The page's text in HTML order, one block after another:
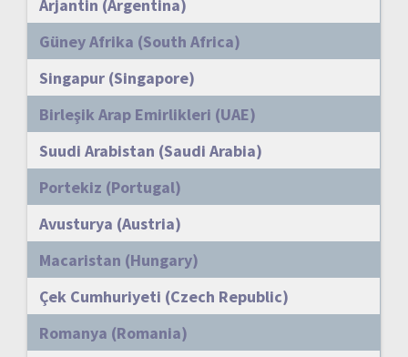
Arjantin (Argentina)
Güney Afrika (South Africa)
Singapur (Singapore)
Birleşik Arap Emirlikleri (UAE)
Suudi Arabistan (Saudi Arabia)
Portekiz (Portugal)
Avusturya (Austria)
Macaristan (Hungary)
Çek Cumhuriyeti (Czech Republic)
Romanya (Romania)